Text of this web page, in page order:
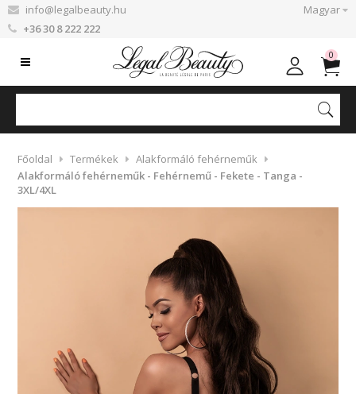
info@legalbeauty.hu
+36 30 8 222 222
Magyar
0
Főoldal Termékek
Alakformáló fehérneműk
Alakformáló fehérneműk - Fehérnemű - Fekete - Tanga -
3XL/4XL